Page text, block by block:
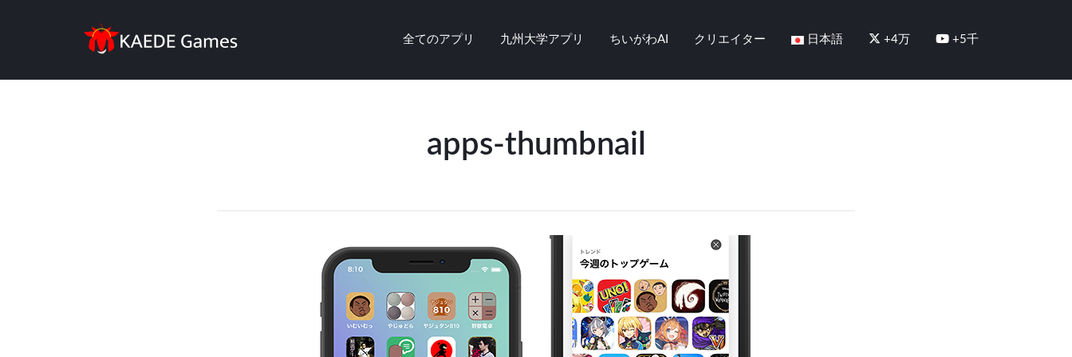
全てのアプリ 九州大学アプリ ちいがわAI クリエイター 日本語 +4万 +5千
apps-thumbnail